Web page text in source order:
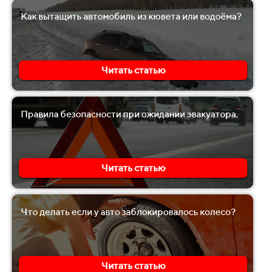
Как вытащить автомобиль из кювета или водоёма?
Читать статью
Правила безопасности при ожидании эвакуатора.
Читать статью
Что делать если у авто заблокировалось колесо?
Читать статью